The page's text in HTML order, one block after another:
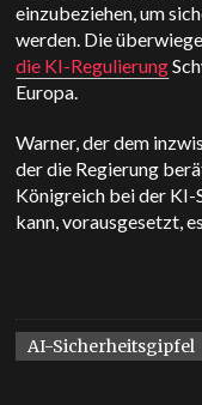
einzubeziehen, um
werden. Die
die KI-Regulierung
Europa.
Warner, der dem
der die Regierung
Königreich bei der KI-
kann, vorausgesetzt,
AI-Sicherheitsgipfel